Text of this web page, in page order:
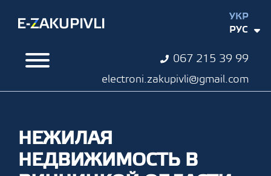
067 215 39 99
electroni.zakupivli@gmail.com
УКР
РУС
НЕЖИЛАЯ
НЕДВИЖИМОСТЬ В